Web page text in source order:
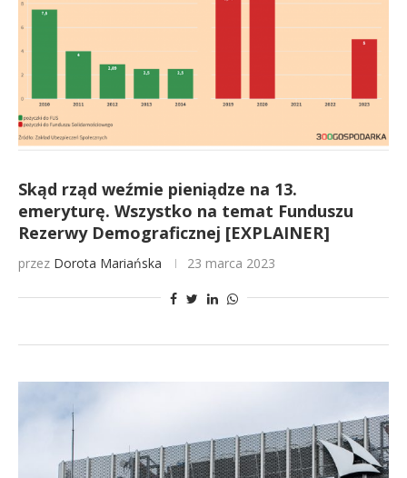
Skąd rząd weźmie pieniądze na 13.
emeryturę. Wszystko na temat Funduszu
Rezerwy Demograficznej [EXPLAINER]
przez Dorota Mariańska 23 marca 2023